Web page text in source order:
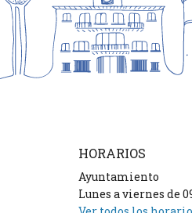
HORARIOS
Ayuntamiento
Lunes a viernes de